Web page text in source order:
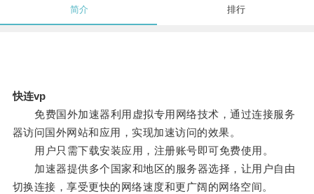
简介 排行
快连vp
免费国外加速器利用虚拟专用网络技术，通过连接服务
器访问国外网站和应用，实现加速访问的效果。
用户只需下载安装应用，注册账号即可免费使用。
加速器提供多个国家和地区的服务器选择，让用户自由
切换连接，享受更快的网络速度和更广阔的网络空间。